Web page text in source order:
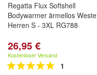
Regatta Flux Softshell
Bodywarmer ärmellos Weste
Herren S - 3XL RG788
26,95 €
Kostenloser Versand
1